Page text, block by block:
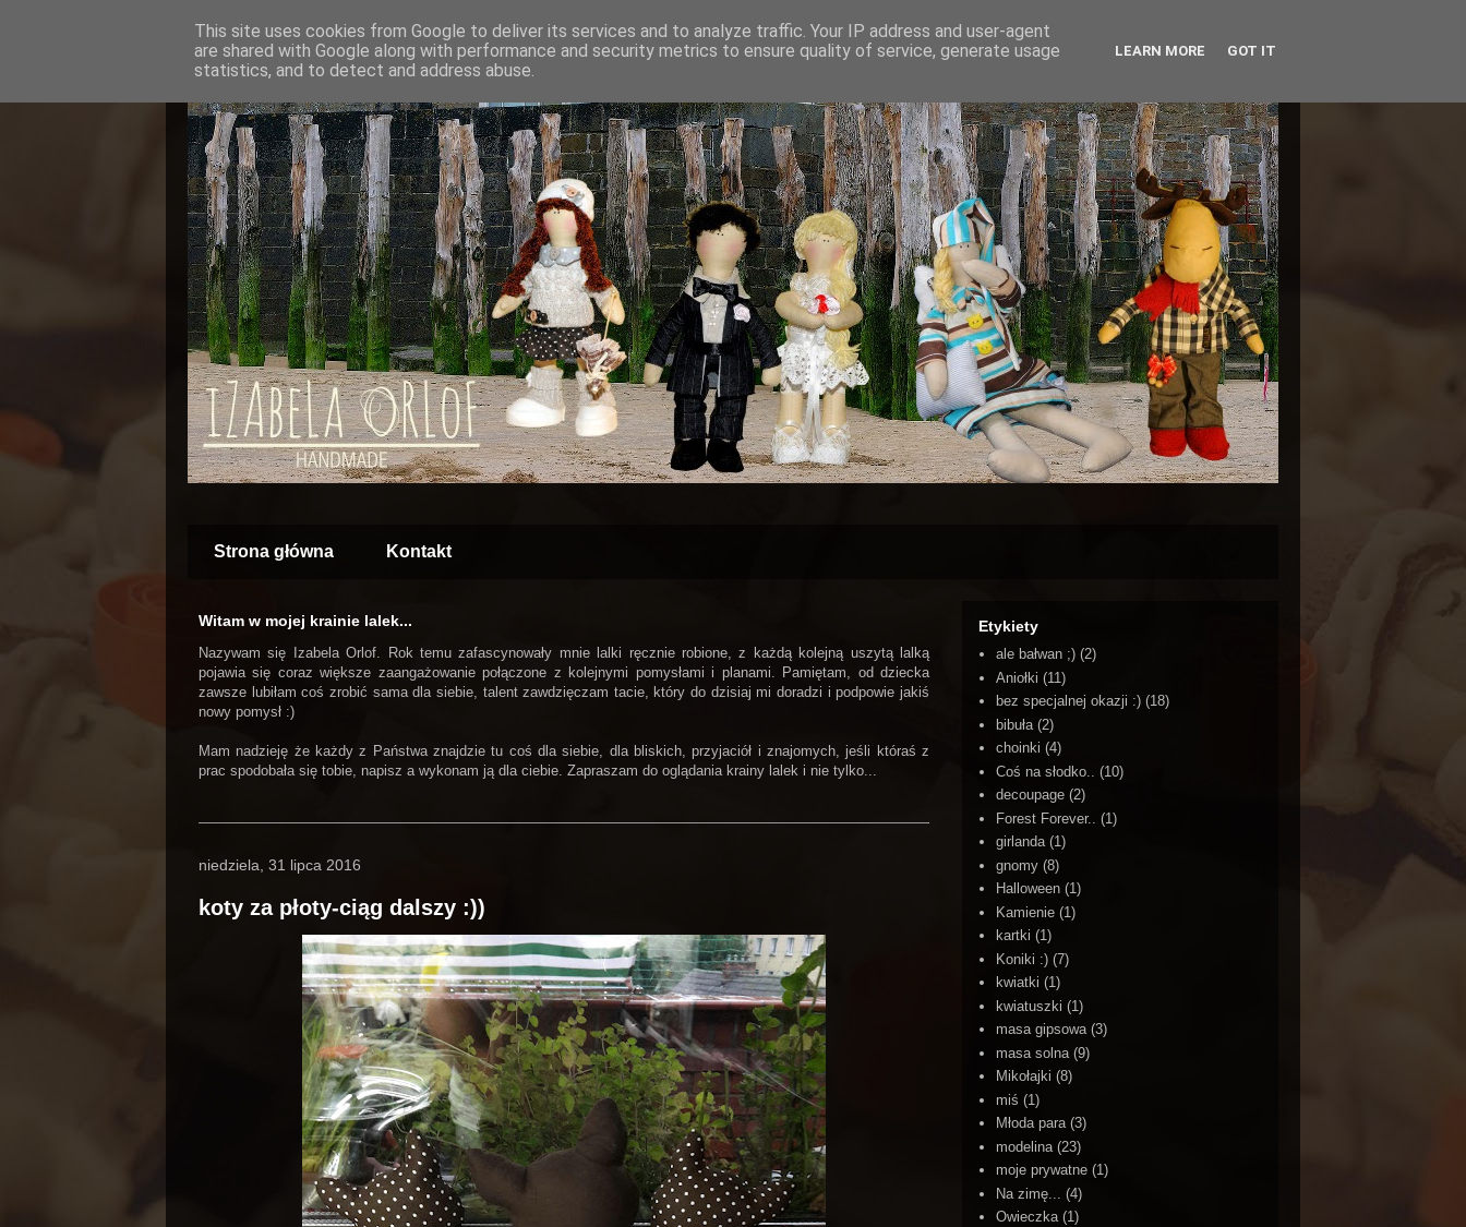
Strona główna Kontakt
Witam w mojej krainie lalek...
Nazywam się Izabela Orlof. Rok temu zafascynowały mnie lalki ręcznie robione, z każdą kolejną uszytą lalką
pojawia się coraz większe zaangażowanie połączone z kolejnymi pomysłami i planami. Pamiętam, od dziecka
zawsze lubiłam coś zrobić sama dla siebie, talent zawdzięczam tacie, który do dzisiaj mi doradzi i podpowie jakiś
nowy pomysł :)
Mam nadzieję że każdy z Państwa znajdzie tu coś dla siebie, dla bliskich, przyjaciół i znajomych, jeśli któraś z
prac spodobała się tobie, napisz a wykonam ją dla ciebie. Zapraszam do oglądania krainy lalek i nie tylko...
niedziela, 31 lipca 2016
koty za płoty-ciąg dalszy :))
Etykiety
ale bałwan ;) (2)
Aniołki (11)
bez specjalnej okazji :) (18)
bibuła (2)
choinki (4)
Coś na słodko..
(10)
decoupage (2)
Forest Forever..
(1)
girlanda (1)
gnomy (8)
Halloween (1)
Kamienie (1)
kartki (1)
Koniki :) (7)
kwiatki (1)
kwiatuszki (1)
masa gipsowa (3)
masa solna (9)
Mikołajki (8)
miś (1)
Młoda para (3)
modelina (23)
moje prywatne (1)
Na zimę...
(4)
Owieczka (1)
This site uses cookies from Google to deliver its services and to analyze traffic. Your IP address and user-agent
are shared with Google along with performance and security metrics to ensure quality of service, generate usage
statistics, and to detect and address abuse.
LEARN MORE GOT IT